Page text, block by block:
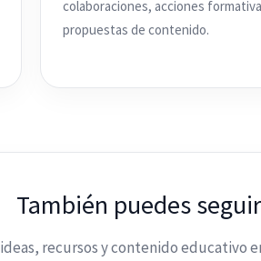
colaboraciones, acciones
propuestas de contenido.
También puedes
recursos y contenido educativo